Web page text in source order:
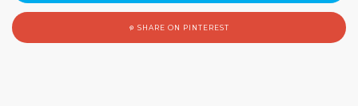
SHARE ON PINTEREST